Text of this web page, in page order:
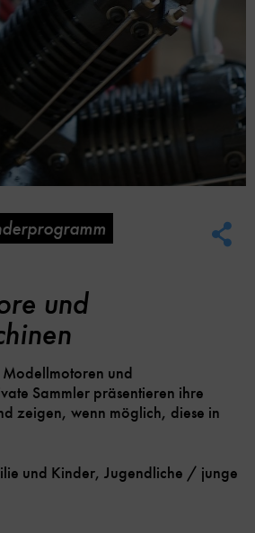
und
und
Sammler präsentieren ihre
zeigen, wenn möglich, diese in
und Kinder, Jugendliche / junge